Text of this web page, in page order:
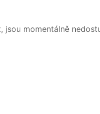
momentálně